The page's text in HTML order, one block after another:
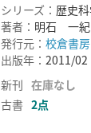
シリーズ： 歴史
著者： 明石 一紀
発行元： 校倉書房
出版年： 2011/02
新刊 在庫なし
古書 2点